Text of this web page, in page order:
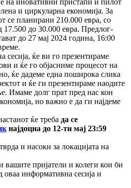
на иновативни пристапи и пилот
и циркуларна економија. За
се планирани 210.000 евра, со
17.500 до 30.000 евра. Предлог-
до 27 мај 2024 година, 16:00
сесија, ќе ви го презентираме
и ќе го објасниме процесот на
ќе дадеме една поширока слика
и ќе ги презентираме наодите
Имаме долг прат пред нас кон
но важно е да ги најдеме
ќе треба да се
најдоцна до 12-ти мај 23:59
и насоки за локацијата на
вашите пријатели и колеги кои би
информативна сесија и